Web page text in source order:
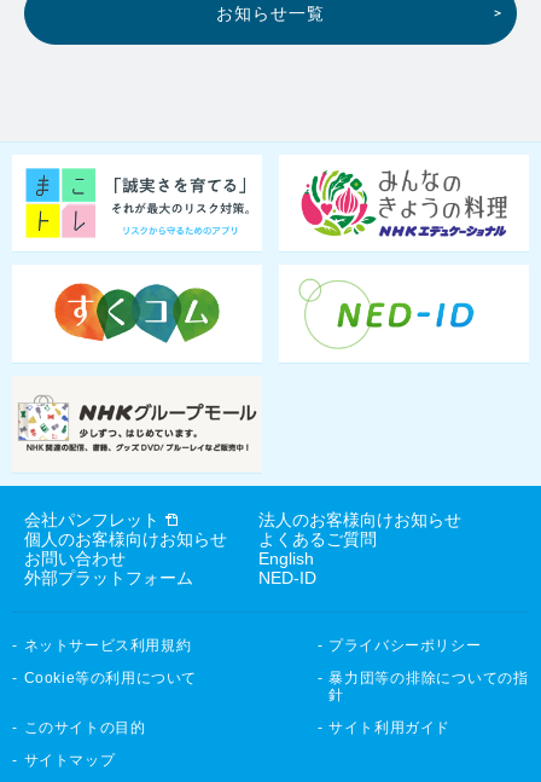
お知らせ一覧
会社パンフレット
法人のお客様向けお知らせ
個人のお客様向けお知らせ
よくあるご質問
お問い合わせ
English
外部プラットフォーム
NED-ID
ネットサービス利用規約
プライバシーポリシー
Cookie等の利用について
暴力団等の排除についての指
針
このサイトの目的
サイト利用ガイド
サイトマップ